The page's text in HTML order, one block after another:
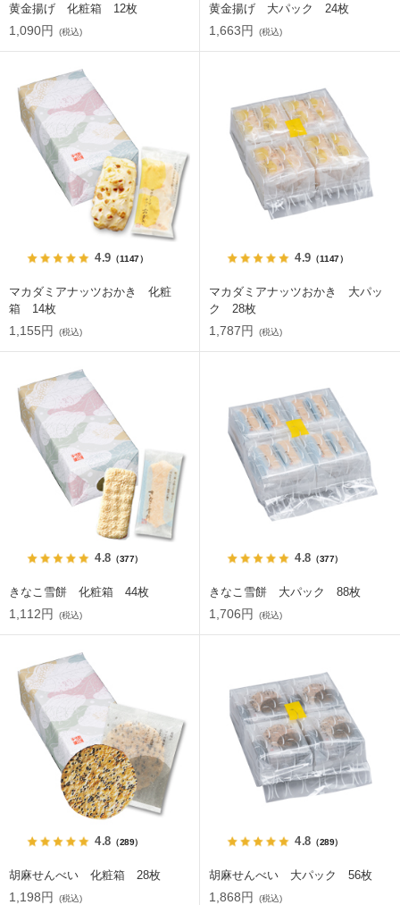
黄金揚げ 化粧箱 12枚
1,090円 (税込)
黄金揚げ 大パック 24枚
1,663円 (税込)
4.9（1147）
マカダミアナッツおかき 化粧
箱 14枚
1,155円 (税込)
4.9 （1147）
マカダミアナッツおかき 大パッ
ク 28枚
1,787円 (税込)
4.8（377）
きなこ雪餅 化粧箱 44枚
1,112円 (税込)
4.8 （377）
きなこ雪餅 大パック 88枚
1,706円 (税込)
4.8（289）
胡麻せんべい 化粧箱 28枚
1,198円 (税込)
4.8 （289）
胡麻せんべい 大パック 56枚
1,868円 (税込)